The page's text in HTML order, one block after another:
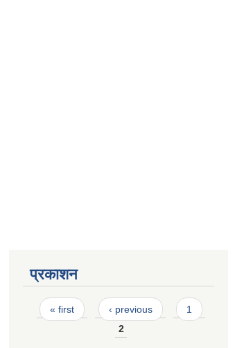
प्रकाशन
Pages
« first ‹ previous
1
2